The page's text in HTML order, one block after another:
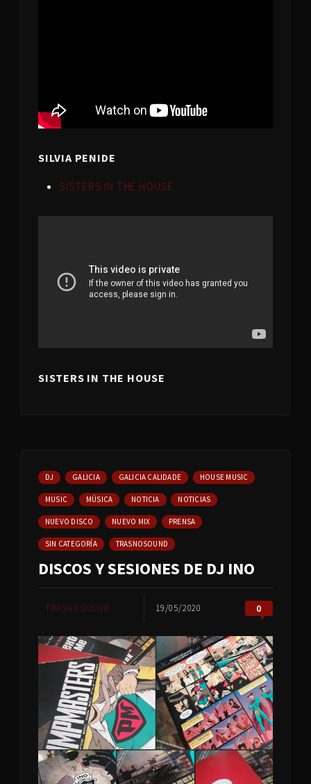
SILVIA PENIDE
SISTERS IN THE HOUSE
SISTERS IN THE HOUSE
DJ GALICIA GALICIA CALIDADE HOUSE MUSIC
MUSIC MÚSICA NOTICIA NOTICIAS
NUEVO DISCO NUEVO MIX PRENSA
SIN CATEGORÍA TRASNOSOUND
DISCOS Y SESIONES DE DJ INO
TRASNOSOUND 19/05/2020 0